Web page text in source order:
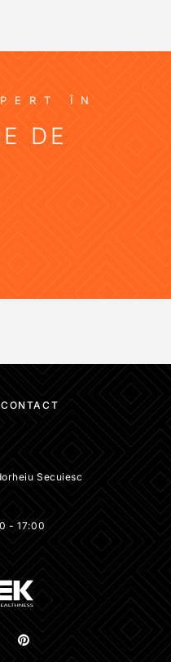
ÎN
DE
CONTACT
Secuiesc
- 17:00